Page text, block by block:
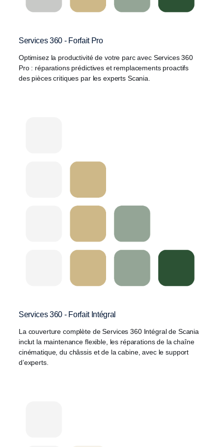
Services 360 - Forfait Pro
Optimisez la productivité de votre parc avec Services 360
Pro : réparations prédictives et remplacements proactifs
des pièces critiques par les experts Scania.
Services 360 - Forfait Intégral
La couverture complète de Services 360 Intégral de Scania
inclut la maintenance flexible, les réparations de la chaîne
cinématique, du châssis et de la cabine, avec le support
d’experts.